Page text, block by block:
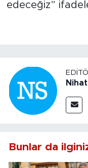
edeceğiz”
Nihat
Bunlar da